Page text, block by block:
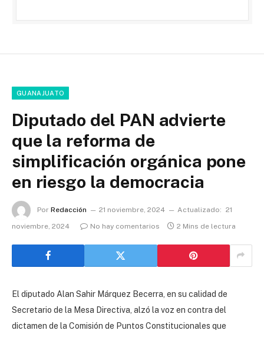
GUANAJUATO
Diputado del PAN advierte
que la reforma de
simplificación orgánica pone
en riesgo la democracia
Por Redacción 21 noviembre, 2024 Actualizado: 21
noviembre, 2024
No hay comentarios 2 Mins de lectura
El diputado Alan Sahir Márquez Becerra, en su calidad de
Secretario de la Mesa Directiva, alzó la voz en contra del
dictamen de la Comisión de Puntos Constitucionales que